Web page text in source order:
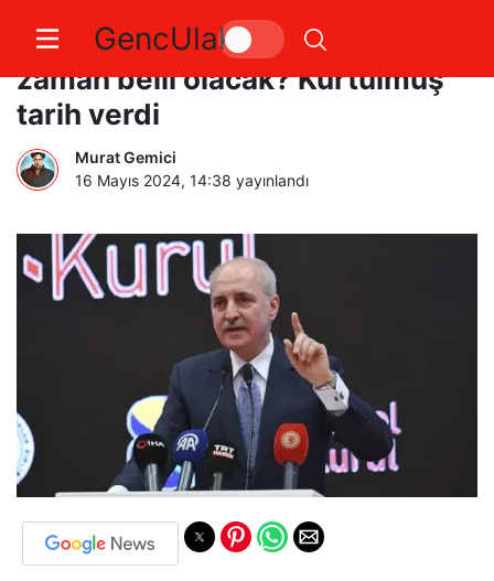
GencUlak
Yeni anayasanın içeriği ne
zaman belli olacak? Kurtulmuş
tarih verdi
Murat Gemici
16 Mayıs 2024, 14:38 yayınlandı